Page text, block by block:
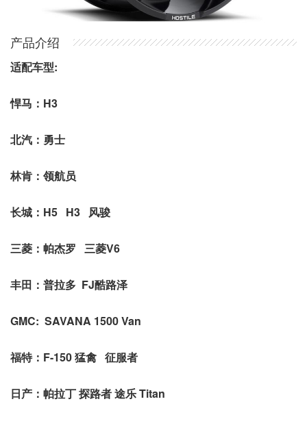
产品介绍
适配车型:
悍马：H3
北汽：勇士
林肯：领航员
长城：H5 H3 风骏
三菱：帕杰罗 三菱V6
丰田：普拉多 FJ酷路泽
GMC: SAVANA 1500 Van
福特：F-150 猛禽 征服者
日产：帕拉丁 探路者 途乐 Titan